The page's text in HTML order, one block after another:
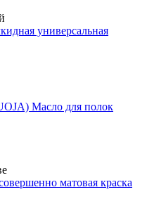
универсальная
Масло для полок
матовая краска